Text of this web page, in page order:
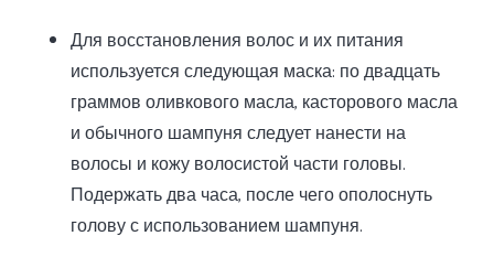
Для восстановления волос и их питания
используется следующая маска: по двадцать
граммов оливкового масла, касторового масла
и обычного шампуня следует нанести на
волосы и кожу волосистой части головы.
Подержать два часа, после чего ополоснуть
голову с использованием шампуня.